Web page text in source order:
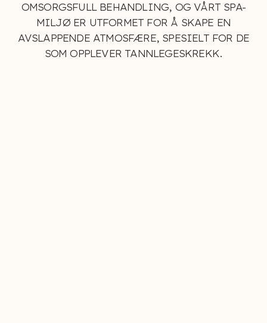
OMSORGSFULL BEHANDLING, OG VÅRT SPA-
MILJØ ER UTFORMET FOR Å SKAPE EN
AVSLAPPENDE ATMOSFÆRE, SPESIELT FOR DE
SOM OPPLEVER TANNLEGESKREKK.